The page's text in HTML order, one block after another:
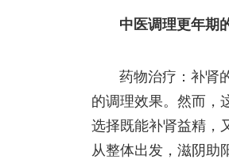
中医调理更年期
药物治疗：补肾
的调理效果。然而，
选择既能补肾益精，
从整体出发，滋阴助